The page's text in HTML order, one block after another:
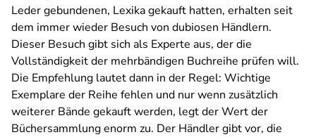
Leder gebundenen, Lexika gekauft hatten, erhalten seit
dem immer wieder Besuch von dubiosen Händlern.
Dieser Besuch gibt sich als Experte aus, der die
Vollständigkeit der mehrbändigen Buchreihe prüfen will.
Die Empfehlung lautet dann in der Regel: Wichtige
Exemplare der Reihe fehlen und nur wenn zusätzlich
weiterer Bände gekauft werden, legt der Wert der
Büchersammlung enorm zu. Der Händler gibt vor, die